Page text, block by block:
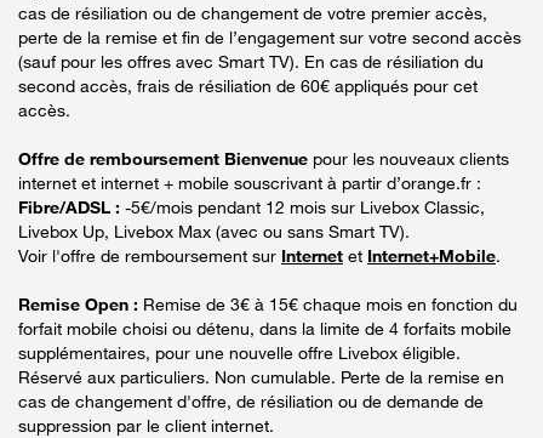
cas de résiliation ou de changement de votre premier accès,
perte de la remise et fin de l’engagement sur votre second accès
(sauf pour les offres avec Smart TV). En cas de résiliation du
second accès, frais de résiliation de 60€ appliqués pour cet
accès.
Offre de remboursement Bienvenue pour les nouveaux clients
internet et internet + mobile souscrivant à partir d’orange.fr :
Fibre/ADSL : -5€/mois pendant 12 mois sur Livebox Classic,
Livebox Up, Livebox Max (avec ou sans Smart TV).
Voir l'offre de remboursement sur Internet et Internet+Mobile.
Remise Open : Remise de 3€ à 15€ chaque mois en fonction du
forfait mobile choisi ou détenu, dans la limite de 4 forfaits mobile
supplémentaires, pour une nouvelle offre Livebox éligible.
Réservé aux particuliers. Non cumulable. Perte de la remise en
cas de changement d'offre, de résiliation ou de demande de
suppression par le client internet.